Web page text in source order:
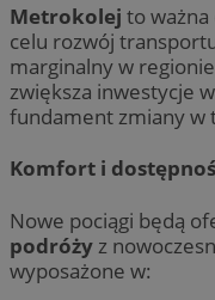
Metrokolej to ważna
celu rozwój
marginalny w
zwiększa inwestycje
fundament zmiany w
Komfort i
Nowe pociągi będą
podróżyz
wyposażone w: